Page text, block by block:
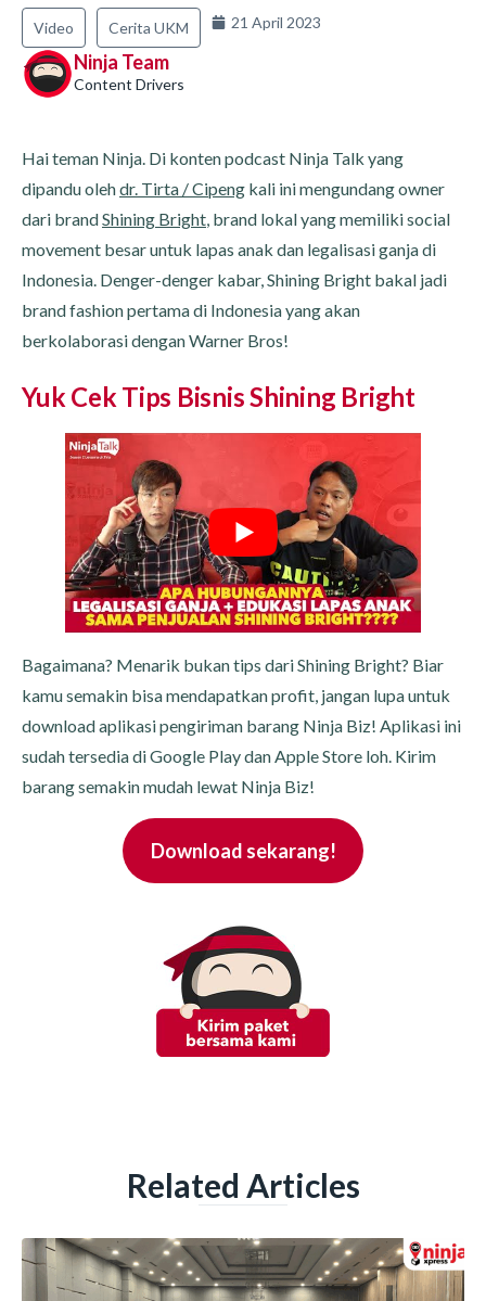
Video Cerita UKM 21 April 2023
Ninja Team
Content Drivers
Hai teman Ninja. Di konten podcast Ninja Talk yang
dipandu olehdr. Tirta / Cipeng kali ini mengundang owner
dari brandShining Bright , brand lokal yang memiliki social
movement besar untuk lapas anak dan legalisasi ganja di
Indonesia. Denger-denger kabar, Shining Bright bakal jadi
brand fashion pertama di Indonesia yang akan
berkolaborasi dengan Warner Bros!
Yuk Cek Tips Bisnis Shining Bright
Bagaimana? Menarik bukan tips dari Shining Bright? Biar
kamu semakin bisa mendapatkan profit, jangan lupa untuk
download aplikasi pengiriman barang Ninja Biz! Aplikasi ini
sudah tersedia di Google Play dan Apple Store loh. Kirim
barang semakin mudah lewat Ninja Biz!
Download sekarang!
Related Articles